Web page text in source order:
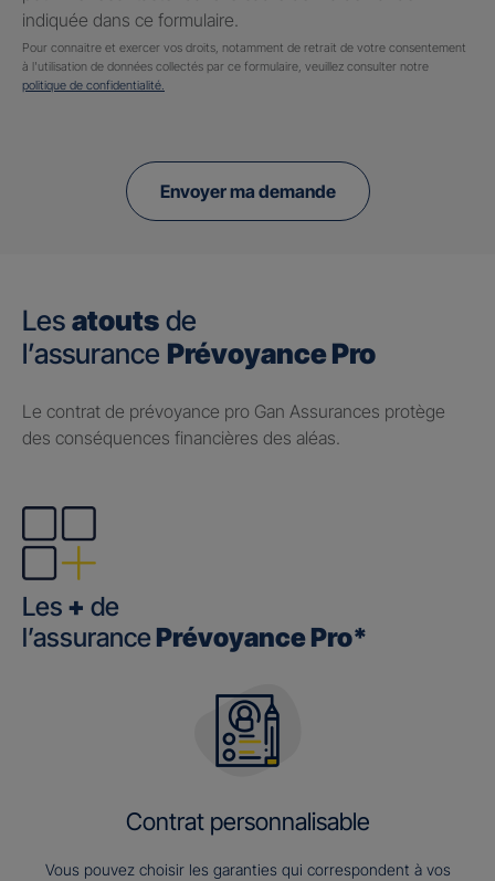
indiquée dans ce formulaire.
Pour connaitre et exercer vos droits, notamment de retrait de votre consentement
à l'utilisation de données collectés par ce formulaire, veuillez consulter notre
politique de confidentialité.
Envoyer ma demande
Les atouts de
l’assurance Prévoyance Pro
Le contrat de prévoyance pro Gan Assurances protège
des conséquences financières des aléas.
Les + de
l’assurance Prévoyance Pro*
Contrat personnalisable
Vous pouvez choisir les garanties qui correspondent à vos